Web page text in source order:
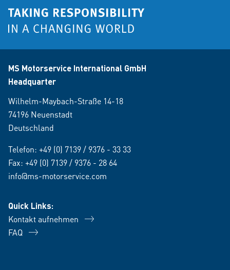
MS Motorservice International GmbH
Headquarter
Wilhelm-Maybach-Straße 14-18
74196 Neuenstadt
Deutschland
Telefon: +49 (0) 7139 / 9376 - 33 33
Fax: +49 (0) 7139 / 9376 - 28 64
info@ms-motorservice.com
Quick Links:
Kontakt aufnehmen
FAQ